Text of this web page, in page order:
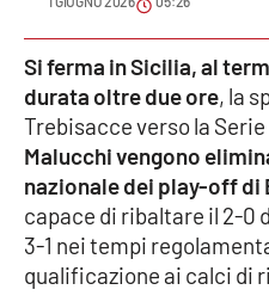
Editoriali
VIDEO
Ambiente
Cronaca
Si ferma in Sicilia, al
durata oltre due ore, la
Trebisacce verso la Serie
Malucchi vengono
nazionale dei play-off di
capace di ribaltare il 2-0
3-1 nei tempi
qualificazione ai calci di